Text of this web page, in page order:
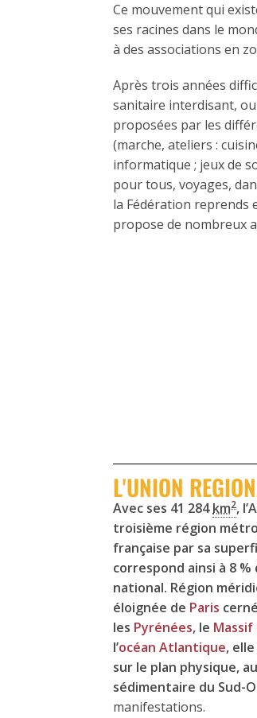
Ce mouvement qui
ses racines dans le
à des associations en
Après trois années
sanitaire interdisant,
proposées par les
(marche, ateliers :
informatique ; jeux de
pour tous, voyages,
la Fédération reprends
propose de nombreux
L'UNION
Avec ses 41 284km2,
troisième région
française par sa
correspond ainsi à 8
national. Région
éloignée de Paris
les Pyrénées, le
l’océan Atlantique,
sur le plan physique,
sédimentaire du Sud-
manifestations.